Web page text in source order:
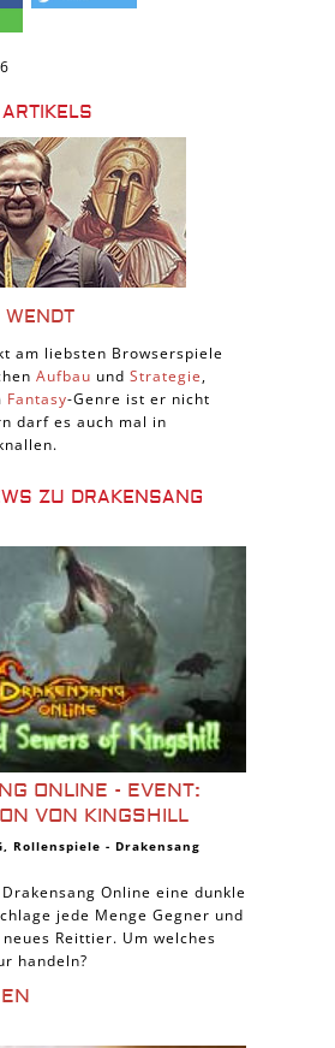
WENDT
am liebsten Browserspiele
Aufbau und Strategie,
Fantasy-Genre ist er nicht
darf es auch mal in
ZU DRAKENSANG
ONLINE - EVENT:
VON KINGSHILL
, Rollenspiele - Drakensang
Online eine dunkle
jede Menge Gegner und
Reittier. Um welches
handeln?